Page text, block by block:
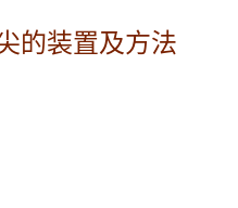
的装置及方法